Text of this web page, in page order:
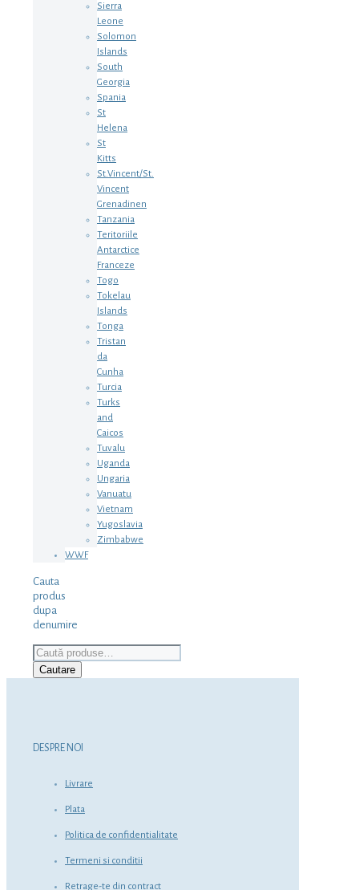
Sierra
Leone
Solomon
Islands
South
Georgia
Spania
St
Helena
St
Kitts
St.Vincent/St.
Vincent
Grenadinen
Tanzania
Teritoriile
Antarctice
Franceze
Togo
Tokelau
Islands
Tonga
Tristan
da
Cunha
Turcia
Turks
and
Caicos
Tuvalu
Uganda
Ungaria
Vanuatu
Vietnam
Yugoslavia
Zimbabwe
WWF
Cauta
produs
dupa
denumire
Caută
după:
Cautare
DESPRE NOI
Livrare
Plata
Politica de confidentialitate
Termeni si conditii
Retrage-te din contract